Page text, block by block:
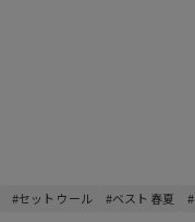
#セット ウール #ベスト 春夏